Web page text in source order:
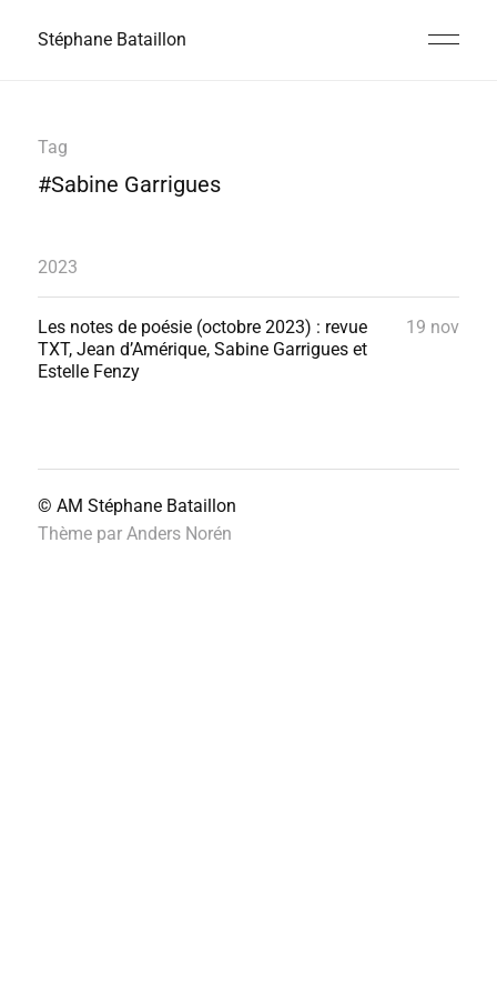
Stéphane Bataillon
Tag
#Sabine Garrigues
2023
Les notes de poésie (octobre 2023) : revue
TXT, Jean d’Amérique, Sabine Garrigues et
Estelle Fenzy
19 nov
© AM Stéphane Bataillon
Thème par Anders Norén